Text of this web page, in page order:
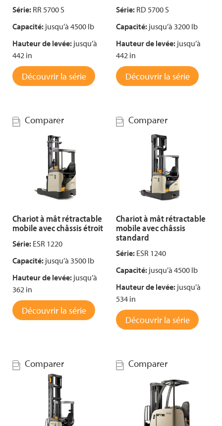
Série: RR 5700 S
Capacité: jusqu’à 4500 lb
Hauteur de levée: jusqu’à
442 in
Découvrir la série
Série: RD 5700 S
Capacité: jusqu’à 3200 lb
Hauteur de levée: jusqu’à
442 in
Découvrir la série
Comparer
Chariot à mât rétractable
mobile avec châssis étroit
Série: ESR 1220
Capacité: jusqu’à 3500 lb
Hauteur de levée: jusqu’à
362 in
Découvrir la série
Comparer
Chariot à mât rétractable
mobile avec châssis
standard
Série: ESR 1240
Capacité: jusqu’à 4500 lb
Hauteur de levée: jusqu’à
534 in
Découvrir la série
Comparer Comparer